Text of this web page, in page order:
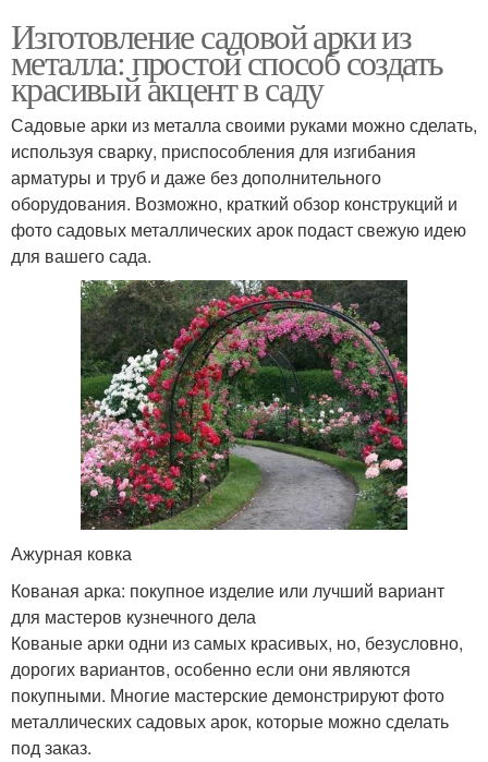
Изготовление садовой арки из
металла: простой способ создать
красивый акцент в саду
Садовые арки из металла своими руками можно сделать,
используя сварку, приспособления для изгибания
арматуры и труб и даже без дополнительного
оборудования. Возможно, краткий обзор конструкций и
фото садовых металлических арок подаст свежую идею
для вашего сада.
Ажурная ковка
Кованая арка: покупное изделие или лучший вариант
для мастеров кузнечного дела
Кованые арки одни из самых красивых, но, безусловно,
дорогих вариантов, особенно если они являются
покупными. Многие мастерские демонстрируют фото
металлических садовых арок, которые можно сделать
под заказ.